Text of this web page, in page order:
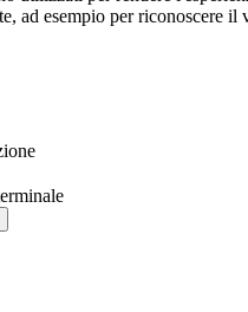
ad esempio per riconoscere il